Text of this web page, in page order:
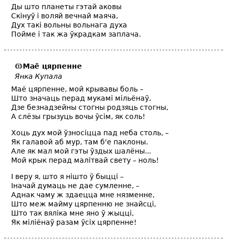
Ды што планеты гэтай аковы
Скінуў і воляй вечнай маяча,
Дух такі вольны вольнага духа
Пойме і так жа ўкрадкам заплача.
Маё цярпенне
Янка Купала
Маё цярпенне, мой крывавы боль –
Што значаць перад мукамі мільёнаў,
Дзе безнадзейны стогны родзяць стогны,
А слёзы грызуць вочы ўсім, як соль!
Хоць дух мой ўзносіцца пад неба столь, –
Як галавой аб мур, там б'е паклоны.
Але як мал мой гэты ўздых шалёны...
Мой крык перад малітвай свету – ноль!
І веру я, што я нішто ў быцці –
Іначай думаць не дае сумленне, –
Аднак чаму ж здаецца мне нязменне,
Што меж майму цярпенню не знайсці,
Што так вяліка мне яно ў жыцці,
Як міліёнаў разам ўсіх цярпенне!